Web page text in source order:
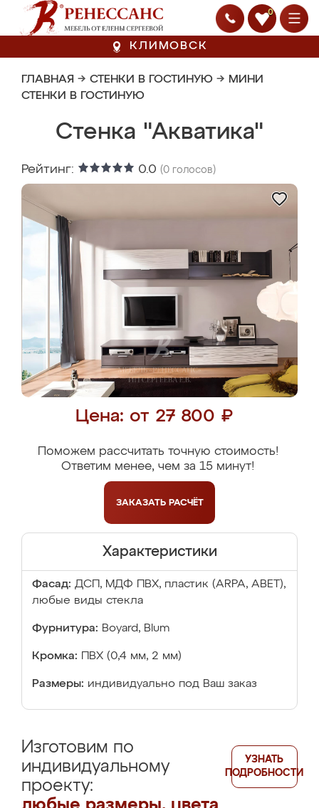
0
КЛИМОВСК
ГЛАВНАЯ → СТЕНКИ В ГОСТИНУЮ → МИНИ
СТЕНКИ В ГОСТИНУЮ
Стенка "Акватика"
Рейтинг: 0.0 (0 голосов)
Цена: от 27 800 ₽
Поможем рассчитать точную стоимость!
Ответим менее, чем за 15 минут!
ЗАКАЗАТЬ РАСЧЁТ
Характеристики
Фасад: ДСП, МДФ ПВХ, пластик (ARPA, ABET),
любые виды стекла
Фурнитура: Boyard, Blum
Кромка: ПВХ (0,4 мм, 2 мм)
Размеры: индивидуально под Ваш заказ
Изготовим по
индивидуальному
проекту:
УЗНАТЬ
ПОДРОБНОСТИ